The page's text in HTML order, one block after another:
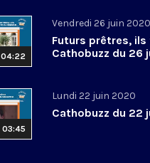
04:22
Vendredi 26 juin 2020
Futurs prêtres,
Cathobuzz du 26
03:45
Lundi 22 juin 2020
Cathobuzz du 22